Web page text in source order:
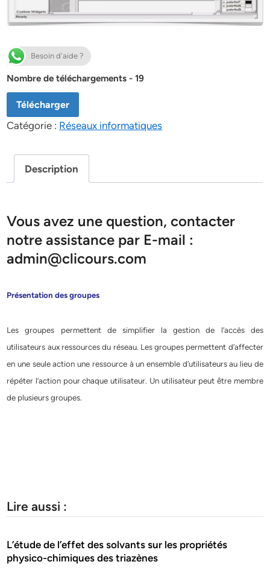
Besoin d'aide ?
Nombre de téléchargements - 19
Télécharger
Catégorie : Réseaux informatiques
Description
Vous avez une question, contacter
notre assistance par E-mail :
admin@clicours.com
Présentation des groupes
Les groupes permettent de simplifier la gestion de l’accès des
utilisateurs aux ressources du réseau. Les groupes permettent d’affecter
en une seule action une ressource à un ensemble d’utilisateurs au lieu de
répéter l’action pour chaque utilisateur. Un utilisateur peut être membre
de plusieurs groupes.
Lire aussi :
L’étude de l’effet des solvants sur les propriétés
physico-chimiques des triazènes